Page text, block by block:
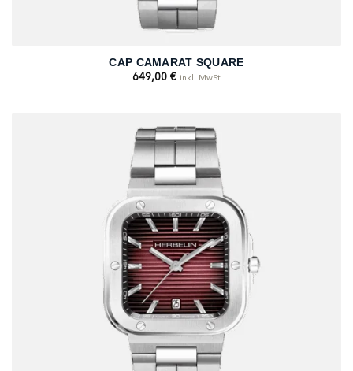
CAP CAMARAT SQUARE
649,00 € inkl. MwSt